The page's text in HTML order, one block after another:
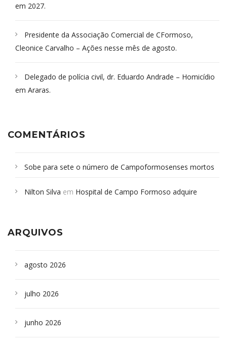
em 2027.
Presidente da Associação Comercial de CFormoso,
Cleonice Carvalho – Ações nesse mês de agosto.
Delegado de polícia civil, dr. Eduardo Andrade – Homicídio
em Araras.
COMENTÁRIOS
Sobe para sete o número de Campoformosenses mortos
Campoformosenses que morreram em desabamentos são
Nilton Silva em Hospital de Campo Formoso adquire
ARQUIVOS
agosto 2026
julho 2026
junho 2026